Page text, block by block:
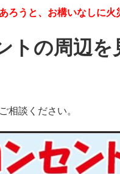
ろうと、お構いなしに火
トの周辺を
相談ください。